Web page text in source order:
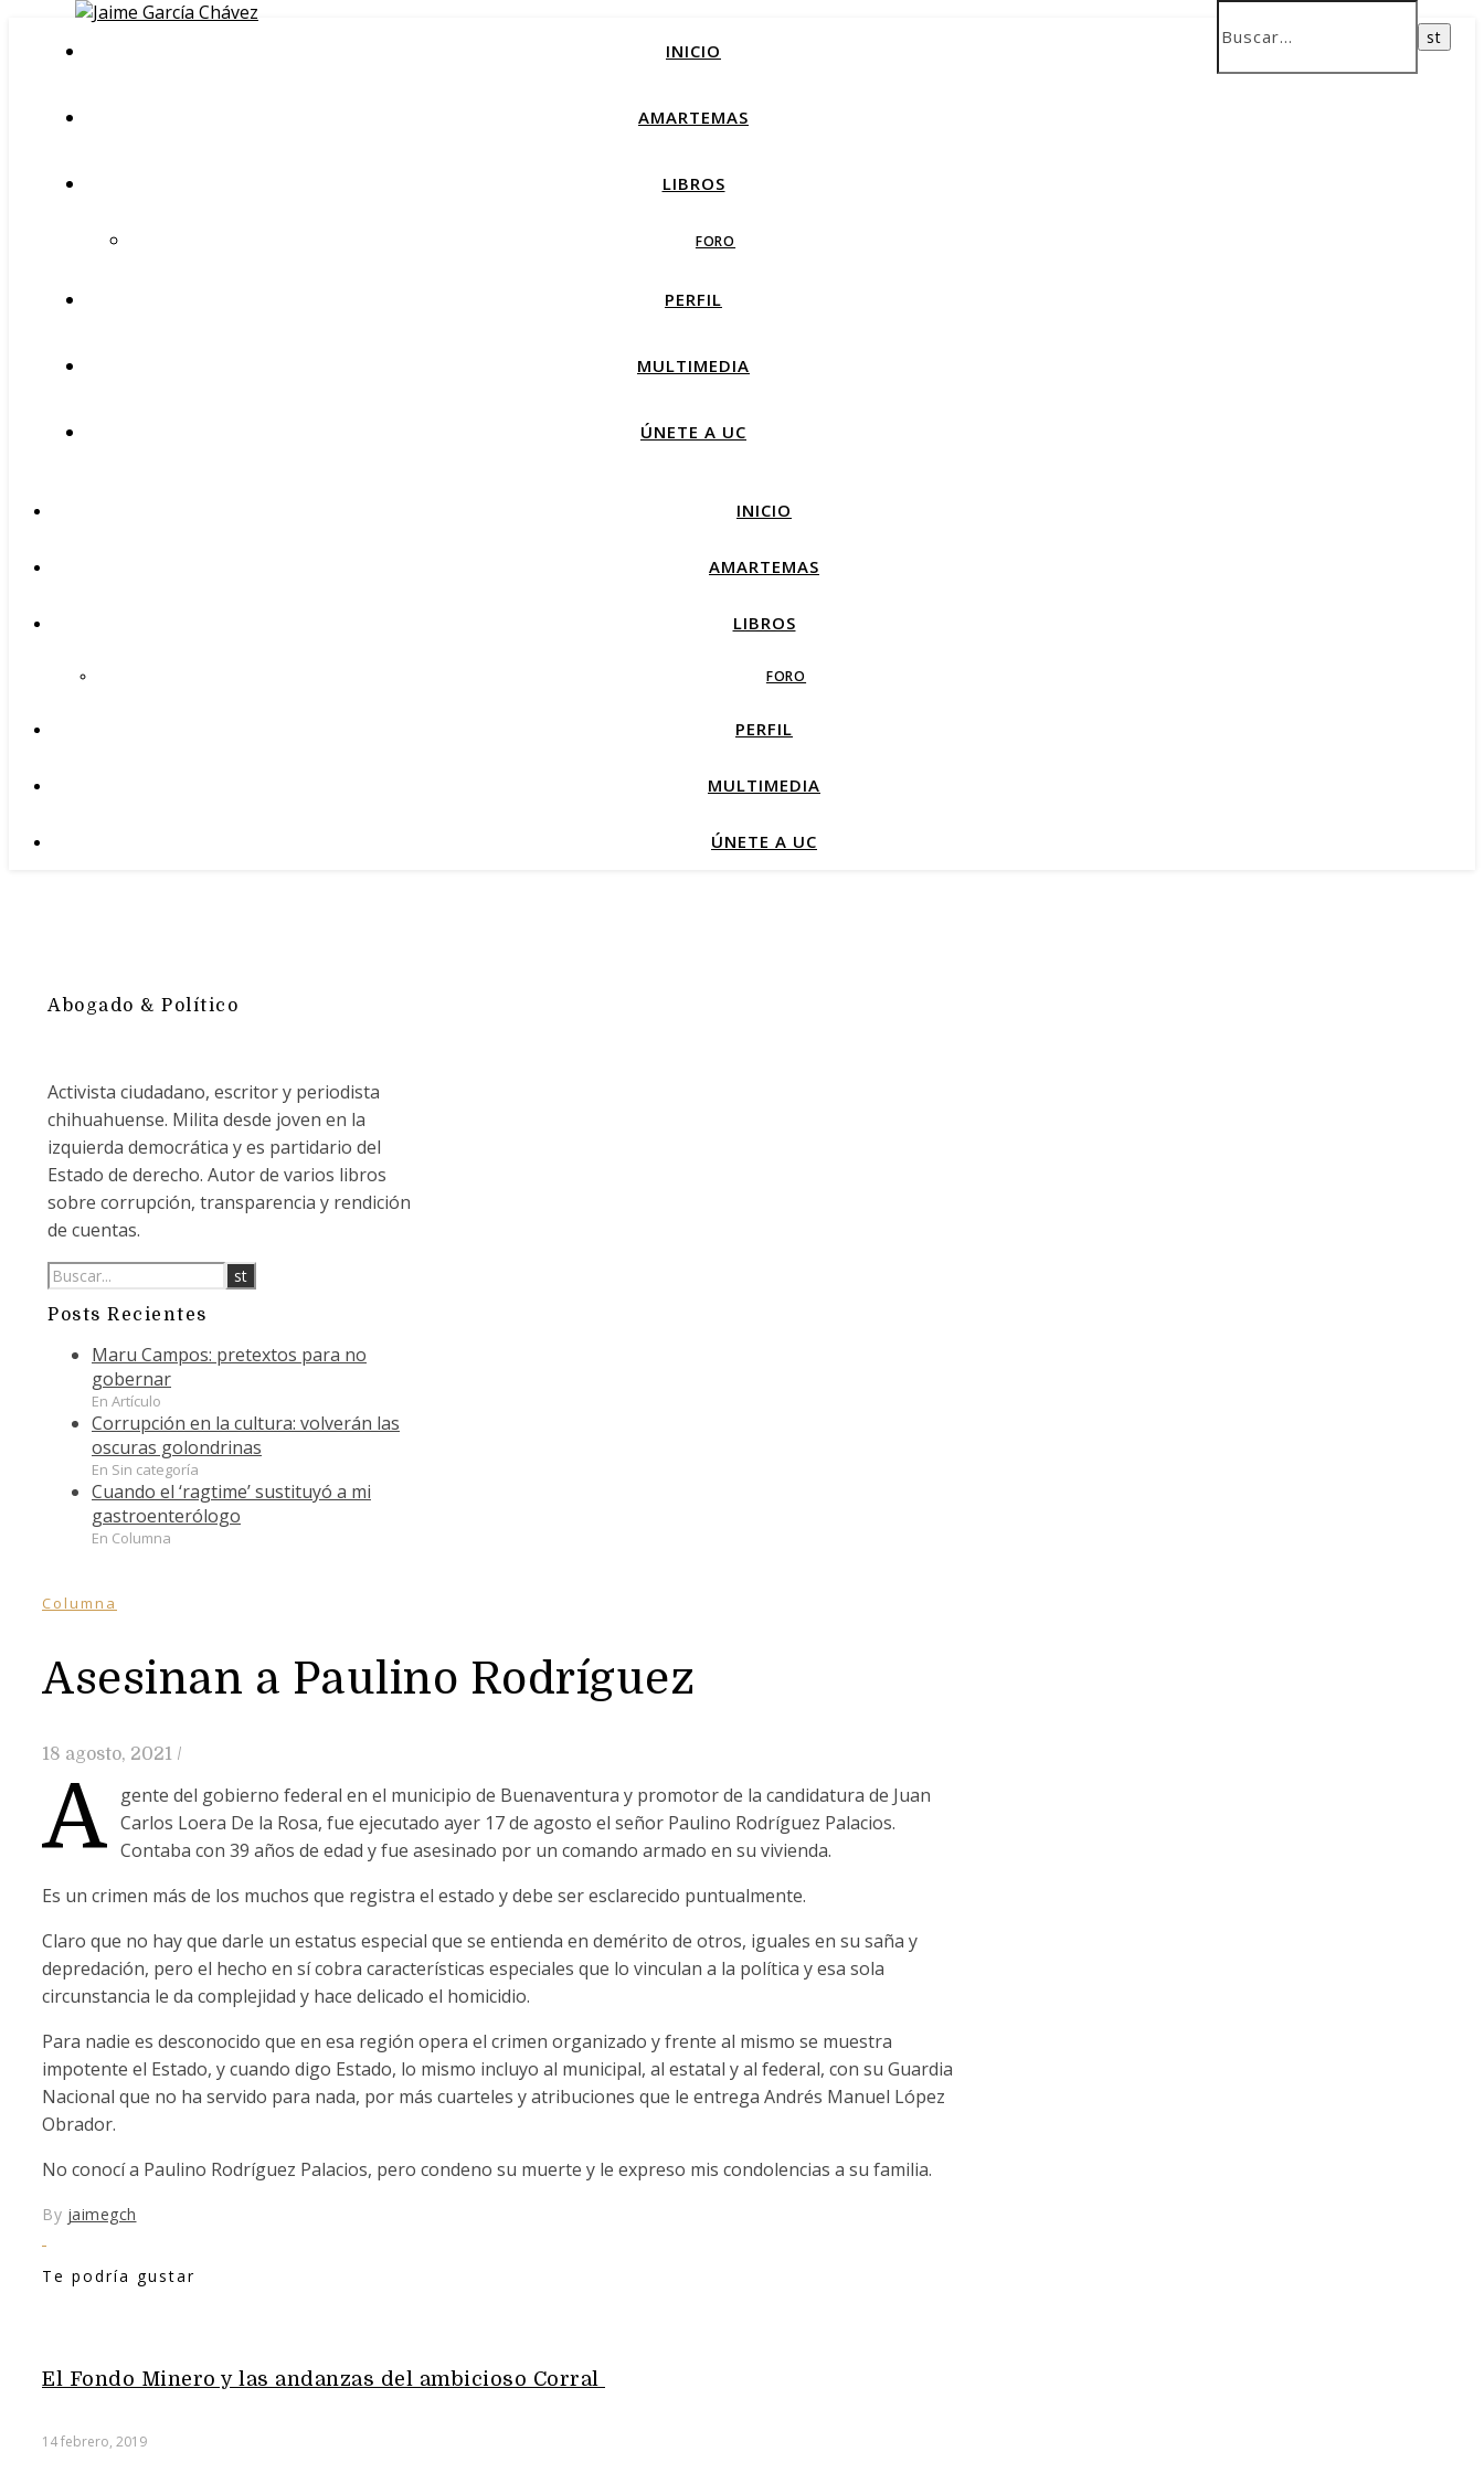
INICIO
AMARTEMAS
LIBROS
FORO
PERFIL
MULTIMEDIA
ÚNETE A UC
INICIO
AMARTEMAS
LIBROS
FORO
PERFIL
MULTIMEDIA
ÚNETE A UC
Abogado & Político
Activista ciudadano, escritor y periodista
chihuahuense. Milita desde joven en la
izquierda democrática y es partidario del
Estado de derecho. Autor de varios libros
sobre corrupción, transparencia y rendición
de cuentas.
Posts Recientes
Maru Campos: pretextos para no
gobernar
En Artículo
Corrupción en la cultura: volverán las
oscuras golondrinas
En Sin categoría
Cuando el ‘ragtime’ sustituyó a mi
gastroenterólogo
En Columna
Columna
Asesinan a Paulino Rodríguez
18 agosto, 2021 /
A gente del gobierno federal en el municipio de Buenaventura y promotor de la candidatura de Juan
Carlos Loera De la Rosa, fue ejecutado ayer 17 de agosto el señor Paulino Rodríguez Palacios.
Contaba con 39 años de edad y fue asesinado por un comando armado en su vivienda.
Es un crimen más de los muchos que registra el estado y debe ser esclarecido puntualmente.
Claro que no hay que darle un estatus especial que se entienda en demérito de otros, iguales en su saña y
depredación, pero el hecho en sí cobra características especiales que lo vinculan a la política y esa sola
circunstancia le da complejidad y hace delicado el homicidio.
Para nadie es desconocido que en esa región opera el crimen organizado y frente al mismo se muestra
impotente el Estado, y cuando digo Estado, lo mismo incluyo al municipal, al estatal y al federal, con su Guardia
Nacional que no ha servido para nada, por más cuarteles y atribuciones que le entrega Andrés Manuel López
Obrador.
No conocí a Paulino Rodríguez Palacios, pero condeno su muerte y le expreso mis condolencias a su familia.
By jaimegch
Te podría gustar
El Fondo Minero y las andanzas del ambicioso Corral
14 febrero, 2019